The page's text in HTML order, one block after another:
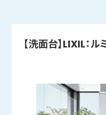
【洗面台】LIXIL：